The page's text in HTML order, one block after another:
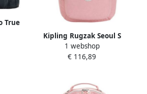
True
Kipling Rugzak Seoul S
Bridal Rose
1 webshop
€ 116,89